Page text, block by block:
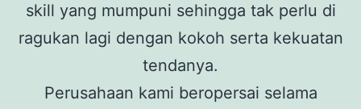
skill yang mumpuni sehingga tak perlu di
ragukan lagi dengan kokoh serta kekuatan
tendanya.
Perusahaan kami beropersai selama